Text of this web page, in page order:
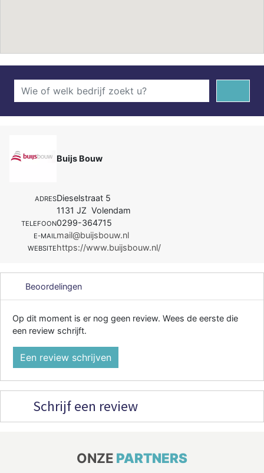
Buijs Bouw
ADRESDieselstraat 5
1131 JZ Volendam
TELEFOON0299-364715
E-MAILmail@buijsbouw.nl
WEBSITEhttps://www.buijsbouw.nl/
Beoordelingen
Op dit moment is er nog geen review. Wees de eerste die
een review schrijft.
Een review schrijven
Schrijf een review
ONZE PARTNERS